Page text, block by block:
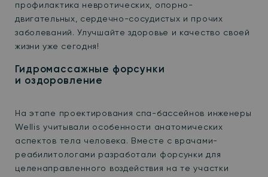
профилактика невротических, опорно-
двигательных, сердечно-сосудистых и прочих
заболеваний. Улучшайте здоровье и качество своей
жизни уже сегодня!
Гидромассажные форсунки
и оздоровление
На этапе проектирования спа-бассейнов инженеры
Wellis учитывали особенности анатомических
аспектов тела человека. Вместе с врачами-
реабилитологами разработали форсунки для
целенаправленного воздействия на те участки